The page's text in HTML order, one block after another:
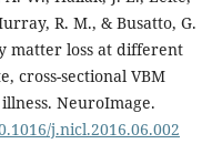
R. M., & Busatto, G.
matter loss at different
cross-sectional VBM
NeuroImage.
j.nicl.2016.06.002